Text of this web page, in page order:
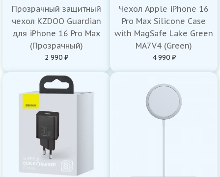
Прозрачный защитный
чехол KZDOO Guardian
для iPhone 16 Pro Max
(Прозрачный)
2 990 ₽
Чехол Apple iPhone 16
Pro Max Silicone Case
with MagSafe Lake Green
MA7V4 (Green)
4 990 ₽